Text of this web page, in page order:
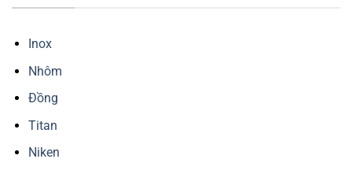
Inox
Nhôm
Đồng
Titan
Niken